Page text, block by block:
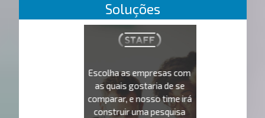
Soluções
Escolha as empresas com
as quais gostaria de se
comparar, e nosso time irá
construir uma pesquisa